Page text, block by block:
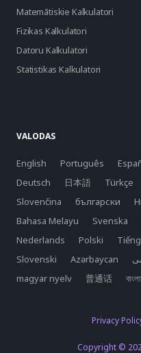
Matemātiskie Kalkulatori
Fizikas Kalkulatori
Datoru Kalkulatori
Statistikas Kalkulatori
VALODAS
English Português
Deutsch
日本語 Türkçe
Slovenčina
български
Bahasa Melayu
Svenska
Nederlands
Polski
Slovenski
Azərbaycan
magyar nyelv
普通话 বাংলা
Privacy
Copyright ©